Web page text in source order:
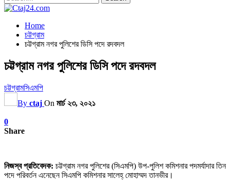
Home
চট্টগ্রাম
চট্টগ্রাম নগর পুলিশের ডিসি পদে রদবদল
চট্টগ্রাম নগর পুলিশের ডিসি পদে রদবদল
চট্টগ্রামসিএমপি
By ctaj On মার্চ ২৩, ২০২১
0
Share
নিজস্ব প্রতিবেদক: চট্টগ্রাম নগর পুলিশের (সিএমপি) উপ-পুলিশ কমিশনার পদমর্যাদার তিন
পদে পরিবর্তন এনেছেন সিএমপি কমিশনার সালেহ্ মোহাম্মদ তানভীর।